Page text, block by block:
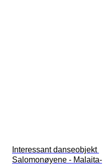
Interessant danseobjekt
Salomonøyene - Malaita-